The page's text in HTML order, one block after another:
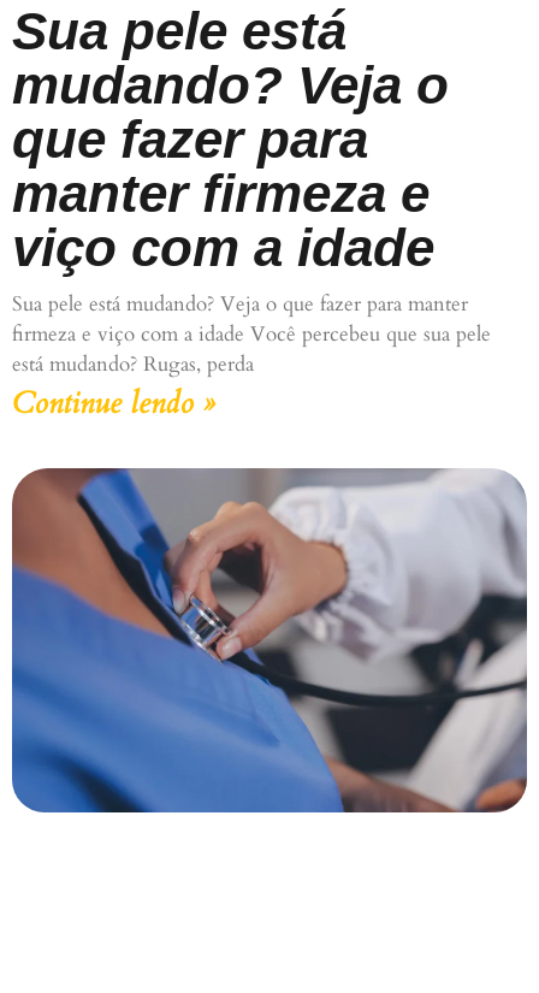
Sua pele está
mudando? Veja o
que fazer para
manter firmeza e
viço com a idade
Sua pele está mudando? Veja o que fazer para manter
firmeza e viço com a idade Você percebeu que sua pele
está mudando? Rugas, perda
Continue lendo »